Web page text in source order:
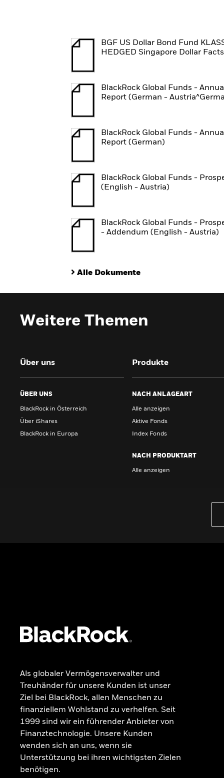
BGF US Dollar Bond Fund
HEDGED Singapore Dollar
BlackRock Global Funds -
Report (German -
BlackRock Global Funds -
Report (German)
BlackRock Global Funds -
(English - Austria)
BlackRock Global Funds -
- Addendum (English - Austria)
Alle Dokumente
Weitere Themen
Über uns
ÜBER UNS
BlackRock in Österreich
Über iShares
BlackRock in Europa
Produkte
NACH ANLAGEART
Alle anzeigen
Aktive Fonds
Index Fonds
NACH PRODUKTART
Alle anzeigen
Als globaler Vermögensverwalter und
Treuhänder für unsere Kunden ist unser
Ziel bei BlackRock, allen Menschen zu
finanziellem Wohlstand zu verhelfen. Seit
1999 sind wir ein führender Anbieter von
Finanztechnologie. Unsere Kunden
wenden sich an uns, wenn sie
Unterstützung bei ihren wichtigsten Zielen
benötigen.